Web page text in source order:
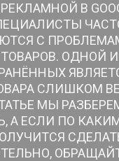
В
С
ОДНОЙ
СЛИШКОМ
МЫ
А ЕСЛИ ПО